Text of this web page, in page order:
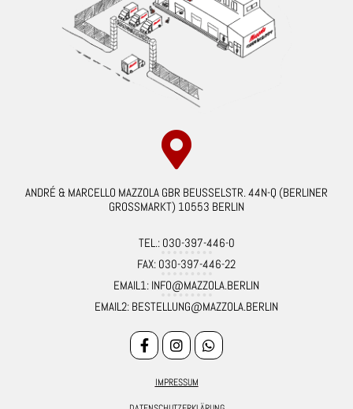
ANDRÉ & MARCELLO MAZZOLA GBR BEUSSELSTR. 44N-Q (BERLINER
GROSSMARKT) 10553 BERLIN
TEL.: 030-397-446-0
FAX: 030-397-446-22
EMAIL1: INFO@MAZZOLA.BERLIN
EMAIL2: BESTELLUNG@MAZZOLA.BERLIN
IMPRESSUM